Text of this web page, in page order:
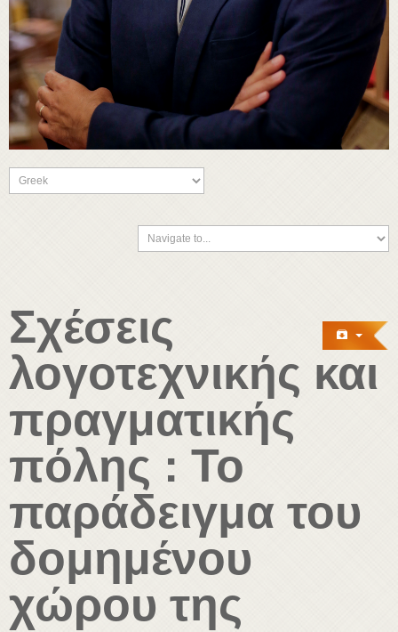
Σχέσεις
λογοτεχνικής και
πραγματικής
πόλης : Το
παράδειγμα του
δομημένου
χώρου της